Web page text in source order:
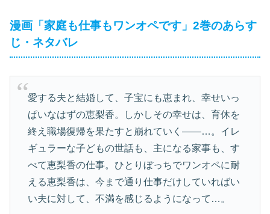
漫画「家庭も仕事もワンオペです」2巻のあらす
じ・ネタバレ
愛する夫と結婚して、子宝にも恵まれ、幸せいっ
ぱいなはずの恵梨香。しかしその幸せは、育休を
終え職場復帰を果たすと崩れていく――…。イレ
ギュラーな子どもの世話も、主になる家事も、す
べて恵梨香の仕事。ひとりぼっちでワンオペに耐
える恵梨香は、今まで通り仕事だけしていればい
い夫に対して、不満を感じるようになって…。